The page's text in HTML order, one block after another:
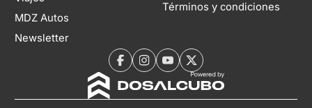
MDZ Autos
Newsletter
Términos y condiciones